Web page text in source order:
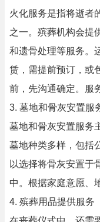
火化服务是指将逝者
之一。殡葬机构会提
和遗骨处理等服务。
赁，需提前预订，或
前，先沟通确定。服
3. 墓地和骨灰安置服
墓地和骨灰安置服务
墓地种类多样，包括
以选择将骨灰安置于
中。根据家庭意愿、
4. 殡葬用品提供服务